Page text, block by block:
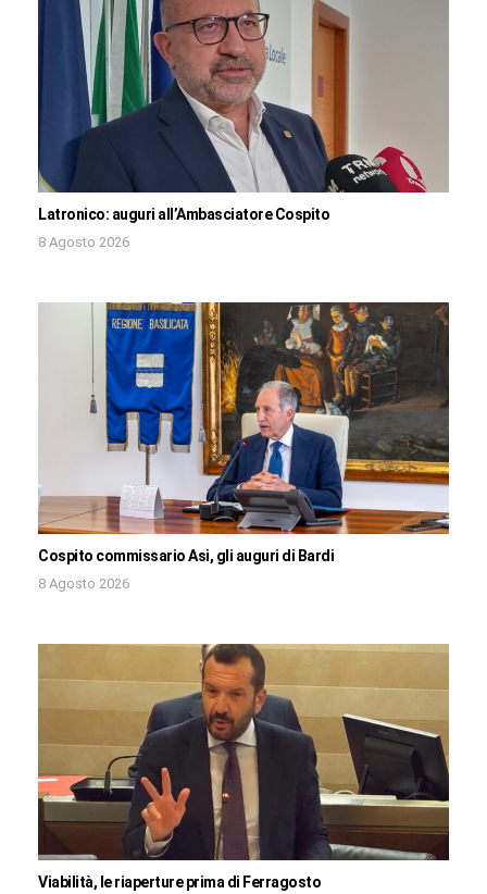
Latronico: auguri all’Ambasciatore Cospito
8 Agosto 2026
Cospito commissario Asi, gli auguri di Bardi
8 Agosto 2026
Viabilità, le riaperture prima di Ferragosto